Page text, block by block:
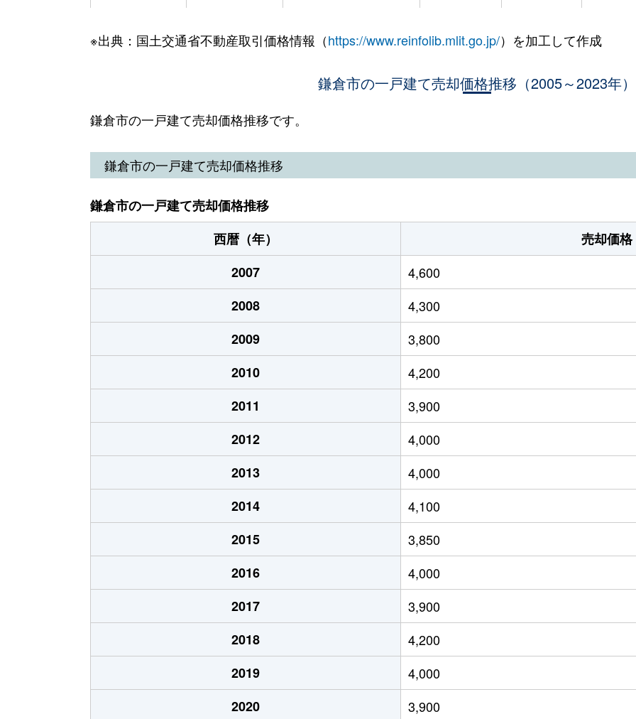
今泉
4,100万円 大船 徒歩28分 80m² 90m²
徒歩28分 75m² 95m²
今泉
4,000万円 大船
今泉台
4,700万円 大船 徒歩45分 165m² 105m²
今泉台
4,700万円 大船 徒歩45分 260m² 90m²
今泉台
1,000万円 大船 徒歩45分 100m² 70m²
今泉台
5,000万円 大船 徒歩45分 210m² 130m²
今泉台
4,000万円 大船 徒歩45分 190m² 150m²
今泉台
1,100万円 大船 徒歩45分 155m² 105m²
今泉台
4,900万円 大船 徒歩45分 145m² 105m²
今泉台
3,100万円 大船 徒歩45分 210m² 110m²
今泉台
1,400万円 大船 徒歩45分 1200m² 120m²
岩瀬
4,700万円 大船 徒歩15分 65m² 95m²
岩瀬
5,700万円 大船 徒歩25分 410m² 210m²
岩瀬
3,300万円 大船 徒歩19分 100m² 95m²
植木
2,300万円 大船 徒歩25分 230m² 140m²
植木
1,400万円 大船 徒歩19分 60m² 90m²
植木
4,800万円 大船 徒歩19分 80m² 85m²
植木
5,000万円 大船 徒歩19分 85m² 85m²
植木
4,100万円 大船 徒歩25分 70m² 95m²
※出典：国土交通省不動産取引価格情報（https://www.reinfolib.mlit.go.jp/）を加工して作成
鎌倉市の一戸建て売却価格推移（2005～2023年）
鎌倉市の一戸建て売却価格推移です。
鎌倉市の一戸建て売却価格推移
鎌倉市の一戸建て売却価格推移
西暦（年）
売却価格
2007
4,600
2008
4,300
2009
3,800
2010
4,200
2011
3,900
2012
4,000
2013
4,000
2014
4,100
2015
3,850
2016
4,000
2017
3,900
2018
4,200
2019
4,000
2020
3,900